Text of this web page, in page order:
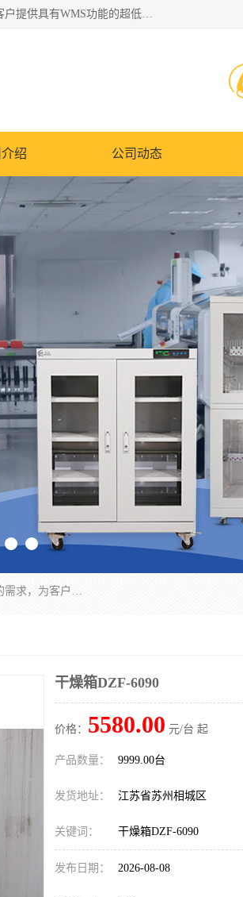
苏州纳冠电子设备有限公司位于苏州市相城区；我司依托国外先进技术结合国内用户的需求，为客户提供具有WMS功能的超低湿快速除湿电子防潮，压缩空气连续干燥柜、智能物料管理氮气储物柜、自制氮氮气柜、防潮氮气组合柜、不锈钢洁净氮气柜、洁净储物柜、石墨舟柜、亮灯导引丝网板存储柜、PCB柔性板气密干燥柜等
绍 公司动态
苏州纳冠电子设备有限公司位于苏州市相城区；我司依托国外先进技术结合国内用户的需求，为客户提供具有WMS功能的超低湿快速除湿电子防潮，压缩空气连续干燥柜、智能物料管理氮气储物柜、自制氮氮气柜、防潮氮气组合柜、不锈钢洁净氮气柜、洁净储物柜、石墨舟柜、亮灯导引丝网板存储柜、PCB柔性板气密干燥柜等
干燥箱DZF-6090
价格： 5580.00 元/台 起
产品数量： 9999.00台
发货地址： 江苏省苏州相城区
关键词： 干燥箱DZF-6090
发布日期： 2026-08-08